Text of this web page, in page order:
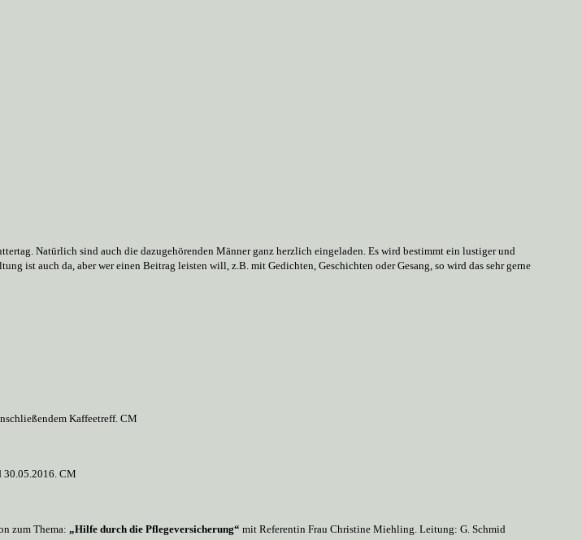
Natürlich sind auch die dazugehörenden Männer ganz herzlich eingeladen. Es wird bestimmt ein lustiger und
ist auch da, aber wer einen Beitrag leisten will, z.B. mit Gedichten, Geschichten oder Gesang, so wird das sehr gerne
Kaffeetreff. CM
CM
zum Thema: „Hilfe durch die Pflegeversicherung“ mit Referentin Frau Christine Miehling. Leitung: G. Schmid